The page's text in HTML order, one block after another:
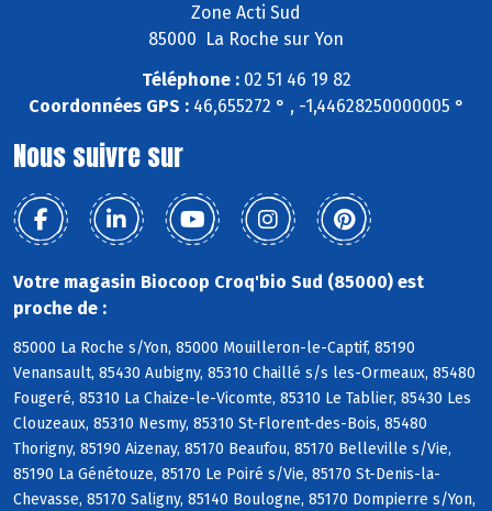
Zone Acti Sud
85000 La Roche sur Yon
Téléphone :02 51 46 19 82
Coordonnées GPS :46,655272 ° , -1,44628250000005 °
Nous suivre sur
Votre magasin Biocoop Croq'bio Sud (85000) est
proche de :
85000 La Roche s/Yon, 85000 Mouilleron-le-Captif, 85190
Venansault, 85430 Aubigny, 85310 Chaillé s/s les-Ormeaux, 85480
Fougeré, 85310 La Chaize-le-Vicomte, 85310 Le Tablier, 85430 Les
Clouzeaux, 85310 Nesmy, 85310 St-Florent-des-Bois, 85480
Thorigny, 85190 Aizenay, 85170 Beaufou, 85170 Belleville s/Vie,
85190 La Génétouze, 85170 Le Poiré s/Vie, 85170 St-Denis-la-
Chevasse, 85170 Saligny, 85140 Boulogne, 85170 Dompierre s/Yon,